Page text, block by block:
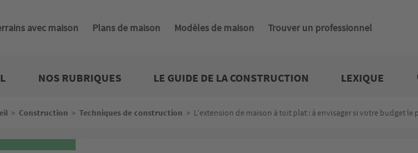
avec maison Plans de maison Modèles de maison Trouver un professionnel
NOS RUBRIQUES LE GUIDE DE LA CONSTRUCTION LEXIQUE
> Construction > Techniques de construction > L’extension de maison à toit plat : à envisager si votre budget le